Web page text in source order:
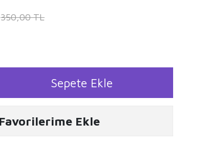
350,00TL
Sepete Ekle
Favorilerime Ekle